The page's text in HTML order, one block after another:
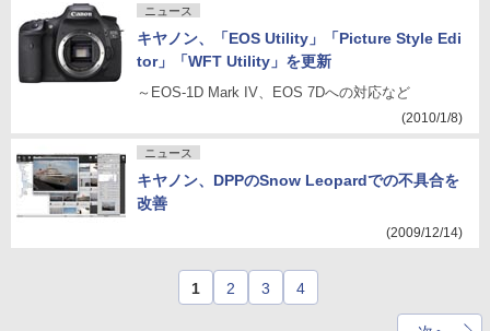
ニュース
キヤノン、「EOS Utility」「Picture Style Edi
tor」「WFT Utility」を更新
～EOS-1D Mark IV、EOS 7Dへの対応など
(2010/1/8)
ニュース
キヤノン、DPPのSnow Leopardでの不具合を
改善
(2009/12/14)
1 2 3 4